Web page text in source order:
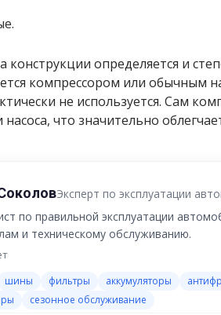
конструкции определяется и
компрессором или обычным
не используется. Сам
что значительно
Эксперт по эксплуатации
по правильной эксплуатации
и техническому обслуживанию.
шины фильтры аккумуляторы
сезонное обслуживание